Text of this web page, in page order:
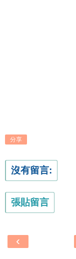
分享
沒有留言:
張貼留言
‹